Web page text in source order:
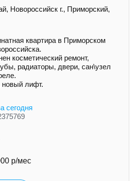
Новороссийск г., Приморский,
квартира в Приморском
косметический ремонт,
радиаторы, двери, сан\узел
новый лифт.
сегодня
р/мес